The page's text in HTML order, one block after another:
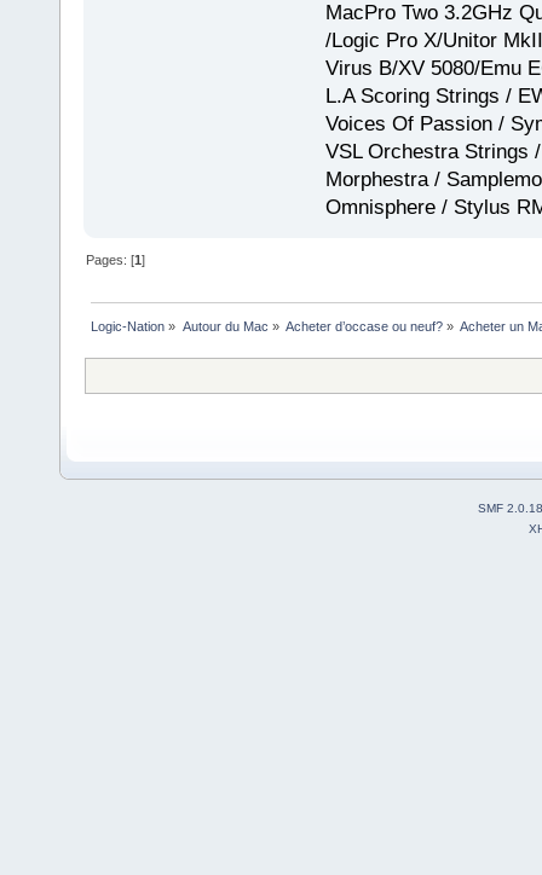
MacPro Two 3.2GHz
/Logic Pro X/Unitor
Virus B/XV 5080/Emu
L.A Scoring Strings /
Voices Of Passion /
VSL Orchestra Strings
Morphestra /
Omnisphere / Stylus
Pages: [1]
Logic-Nation » Autour du Mac » Acheter d’occase ou neuf?» Acheter un
SMF 2.0.18